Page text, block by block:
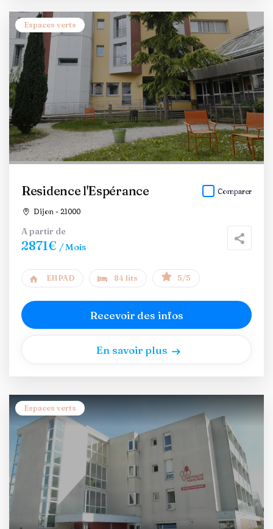
Espaces verts
Residence l'Espérance
Dijon - 21000
Comparer
A partir de
2871€ / Mois
EHPAD 84 lits 5/5
Recevoir des infos
En savoir plus
Espaces verts